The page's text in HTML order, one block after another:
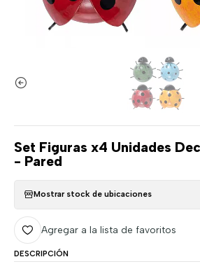
Set Figuras x4 Unidades
- Pared
Mostrar stock de ubicaciones
Agregar a la lista de favoritos
DESCRIPCIÓN